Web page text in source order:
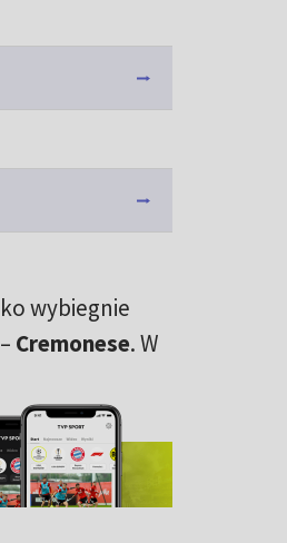
wybiegnie
Cremonese. W